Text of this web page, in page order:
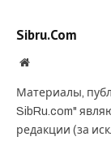
Sibru.Com
Website
Материалы,
SibRu.com"
редакции (за